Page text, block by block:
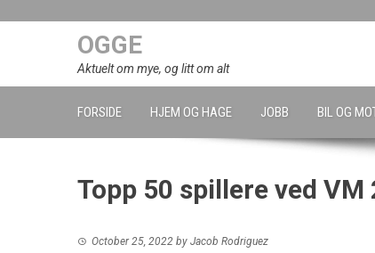
OGGE
Aktuelt om mye, og litt om alt
FORSIDE HJEM OG HAGE JOBB BIL OG
Topp 50 spillere ved
October 25, 2022 by Jacob Rodriguez